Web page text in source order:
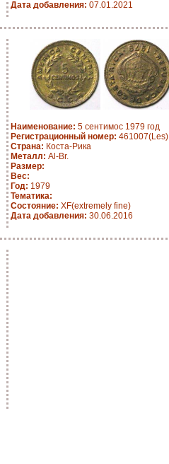
Дата добавления: 07.01.2021
Наименование: 5 сентимос 1979 год
Регистрационный номер: 461007(Les)
Страна: Коста-Рика
Металл: Al-Br.
Размер:
Вес:
Год: 1979
Тематика:
Состояние: XF(extremely fine)
Дата добавления: 30.06.2016